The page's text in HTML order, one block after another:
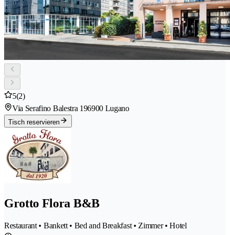
5(2)
Via Serafino Balestra 196900 Lugano
Tisch reservieren
Grotto Flora B&B
Restaurant • Bankett • Bed and Breakfast • Zimmer • Hotel